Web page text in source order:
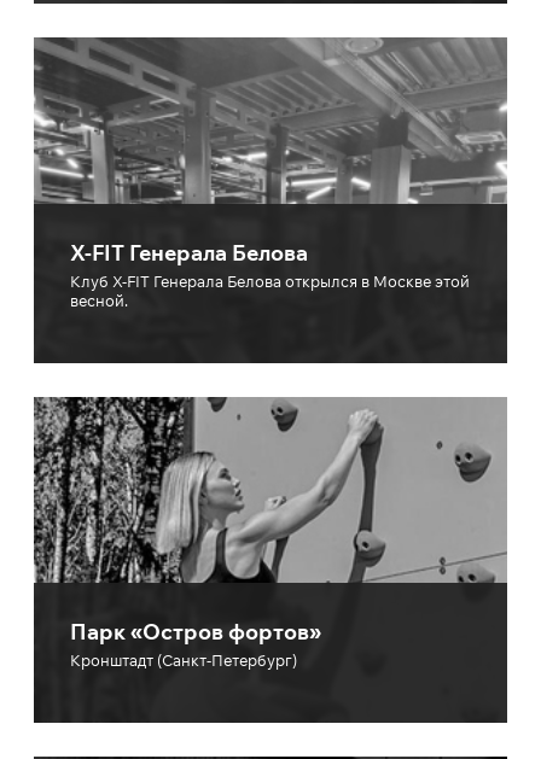
X-FIT Генерала Белова
Клуб X-FIT Генерала Белова открылся в Москве этой
весной.
Парк «Остров фортов»
Кронштадт (Санкт-Петербург)